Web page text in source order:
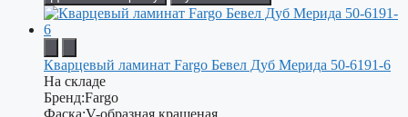
Кварцевый ламинат Fargo Бевел Дуб Мерида 50-6191-6
На складе
Бренд:Fargo
Фаска:V-образная крашеная